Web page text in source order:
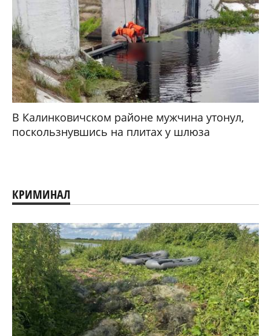
В Калинковичском районе мужчина утонул,
поскользнувшись на плитах у шлюза
КРИМИНАЛ